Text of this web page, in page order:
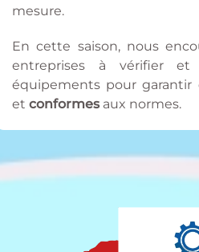
mesure.
En cette saison, nous
entreprises à vérifier
équipements pour garantir
et conformesaux normes.